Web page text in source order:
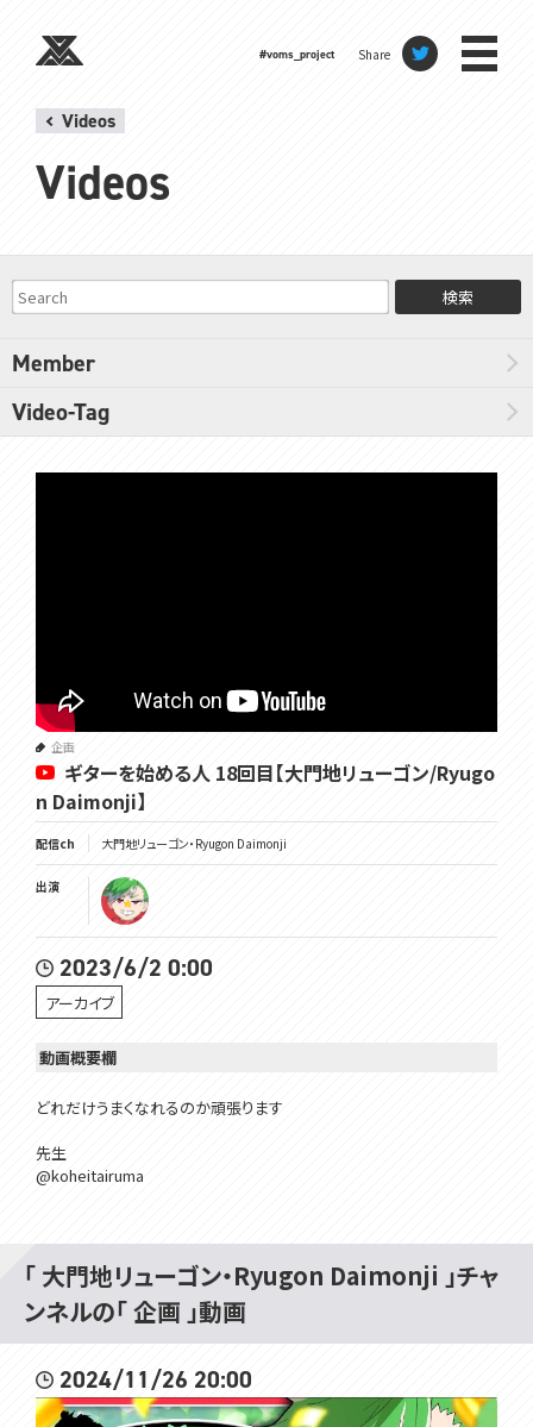
#voms_project Share
Videos
Videos
検索
Member
Video-Tag
企画
ギターを始める人 18回目【大門地リューゴン/Ryugo
n Daimonji】
配信ch 大門地リューゴン・Ryugon Daimonji
出演
2023/6/2 0:00
アーカイブ
動画概要欄
どれだけうまくなれるのか頑張ります
先生
@koheitairuma
Membership is here!! メンバーシップはここ！
hhttps://www.youtube.com/channel/UCivDgaCAh7WPBoKA24WN
wJQ/join
Twitter：https://twitter.com/VOMS_Project
HP：https://voms.net/
「 大門地リューゴン・Ryugon Daimonji 」チャ
ンネルの「 企画 」動画
2024/11/26 20:00